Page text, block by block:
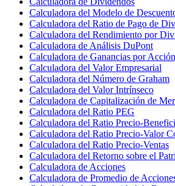
Calculadora del Modelo de
Calculadora del Ratio de Pago de
Calculadora del Rendimiento por
Calculadora de Análisis DuPont
Calculadora de Ganancias por Acción
Calculadora del Valor Empresarial
Calculadora del Número de Graham
Calculadora del Valor Intrínseco
Calculadora de Capitalización de
Calculadora del Ratio PEG
Calculadora del Ratio Precio-
Calculadora del Ratio Precio-Valor
Calculadora del Ratio Precio-Ventas
Calculadora del Retorno sobre el
Calculadora de Acciones
Calculadora de Promedio de